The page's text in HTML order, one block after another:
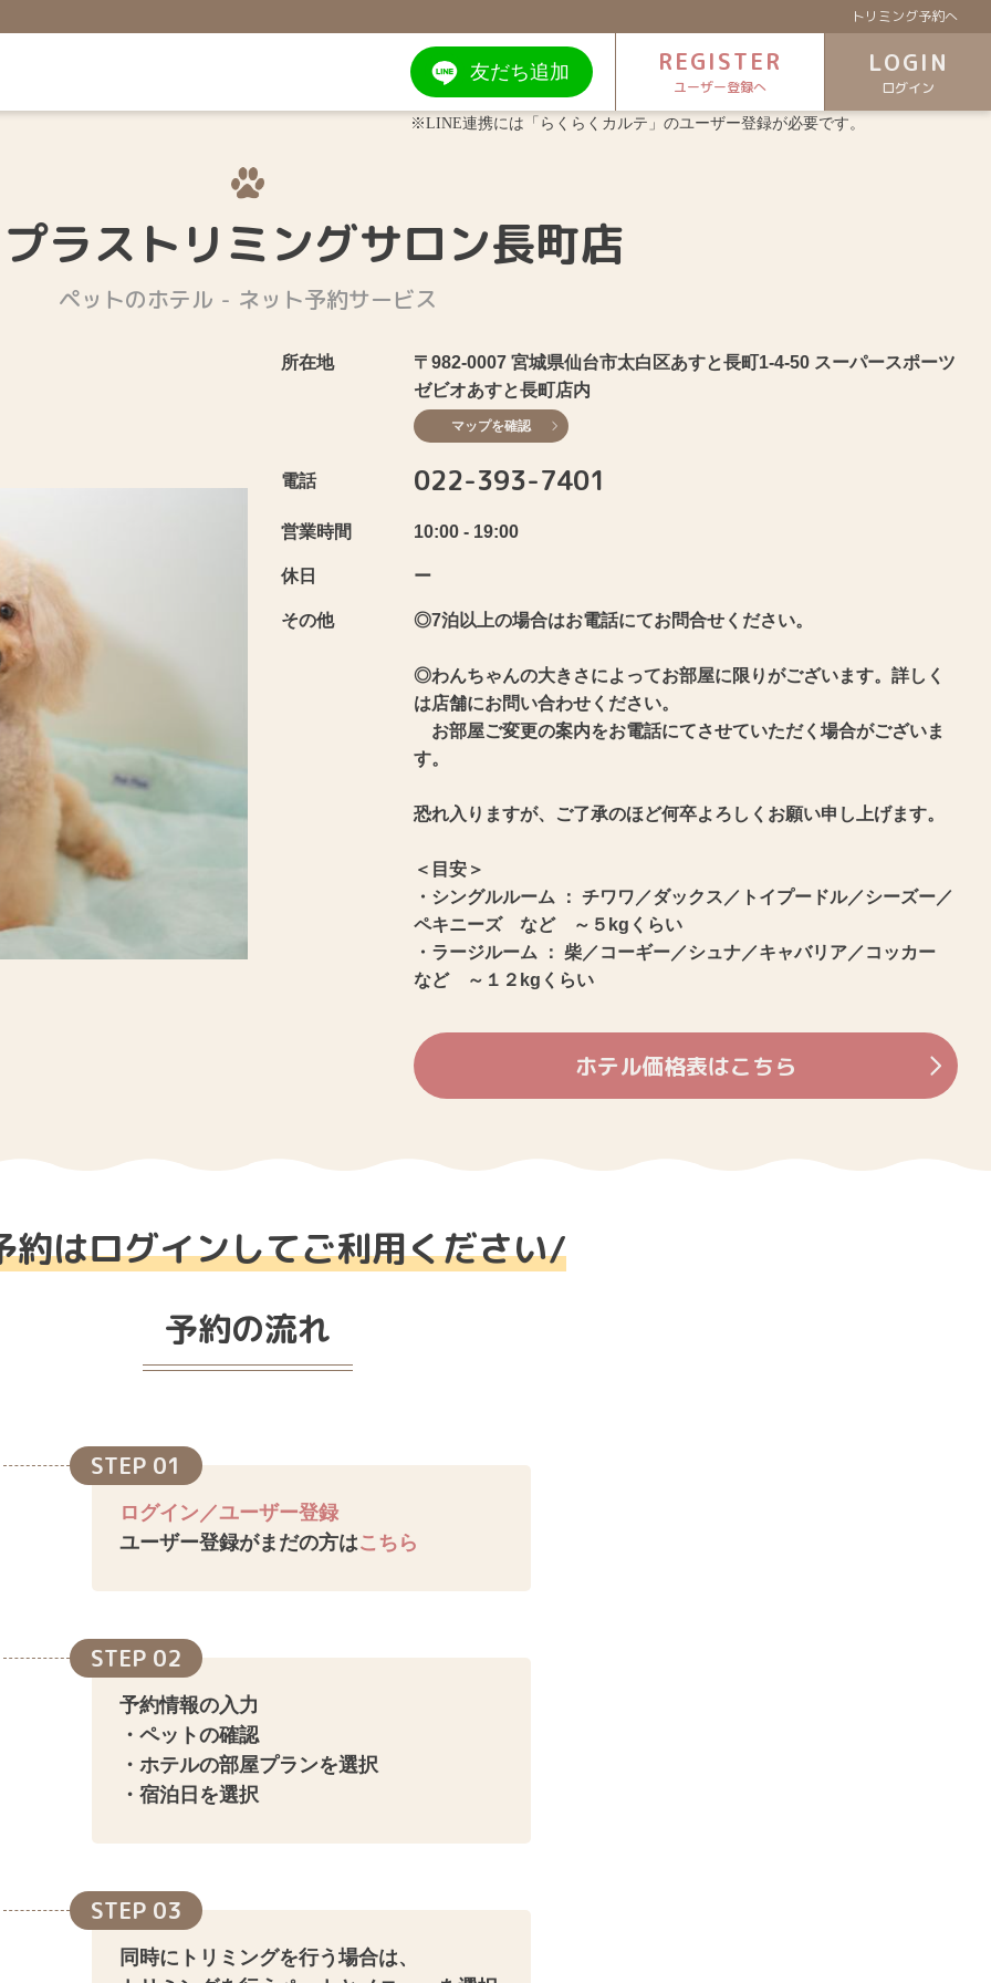
トリミング予約へ
友だち追加
※LINE連携には「らくらくカルテ」のユーザー登録が必要です。
REGISTER
ユーザー登録へ
LOGIN
ログイン
ラストリミングサロン長町店
ペットのホテル - ネット予約サービス
所在地
〒982-0007 宮城県仙台市太白区あすと長町1-4-50 スーパースポーツ
ゼビオあすと長町店内
マップを確認
電話 022-393-7401
営業時間 10:00 - 19:00
休日 ー
その他 ◎7泊以上の場合はお電話にてお問合せください。
◎わんちゃんの大きさによってお部屋に限りがございます。詳しく
は店舗にお問い合わせください。
お部屋ご変更の案内をお電話にてさせていただく場合がございま
す。
恐れ入りますが、ご了承のほど何卒よろしくお願い申し上げます。
＜目安＞
・シングルルーム ： チワワ／ダックス／トイプードル／シーズー／
ペキニーズ など ～５kgくらい
・ラージルーム ： 柴／コーギー／シュナ／キャバリア／コッカー
など ～１２kgくらい
ホテル価格表はこちら
約はログインしてご利用ください/
予約の流れ
STEP 01
ログイン／ユーザー登録
ユーザー登録がまだの方はこちら
STEP 02
予約情報の入力
・ペットの確認
・ホテルの部屋プランを選択
・宿泊日を選択
STEP 03
同時にトリミングを行う場合は、